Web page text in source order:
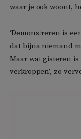
waar je ook woont,
‘Demonstreren is
dat bijna niemand
Maar wat gisteren
verkroppen’, zo